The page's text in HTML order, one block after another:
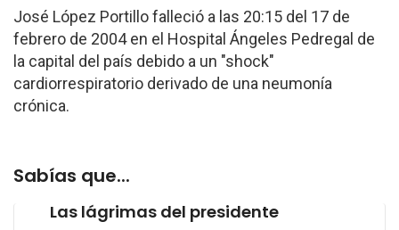
José López Portillofalleció a las 20:15 del 17 de
febrero de 2004 en el Hospital Ángeles Pedregal de
la capital del país debido a un "shock"
cardiorrespiratorio derivado de una neumonía
crónica.
Sabías que...
Las lágrimas del presidente